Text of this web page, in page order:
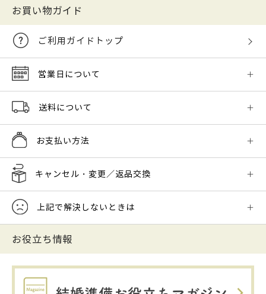
お買い物ガイド
ご利用ガイドトップ
営業日について
送料について
お支払い方法
キャンセル・変更／返品交換
上記で解決しないときは
お役立ち情報